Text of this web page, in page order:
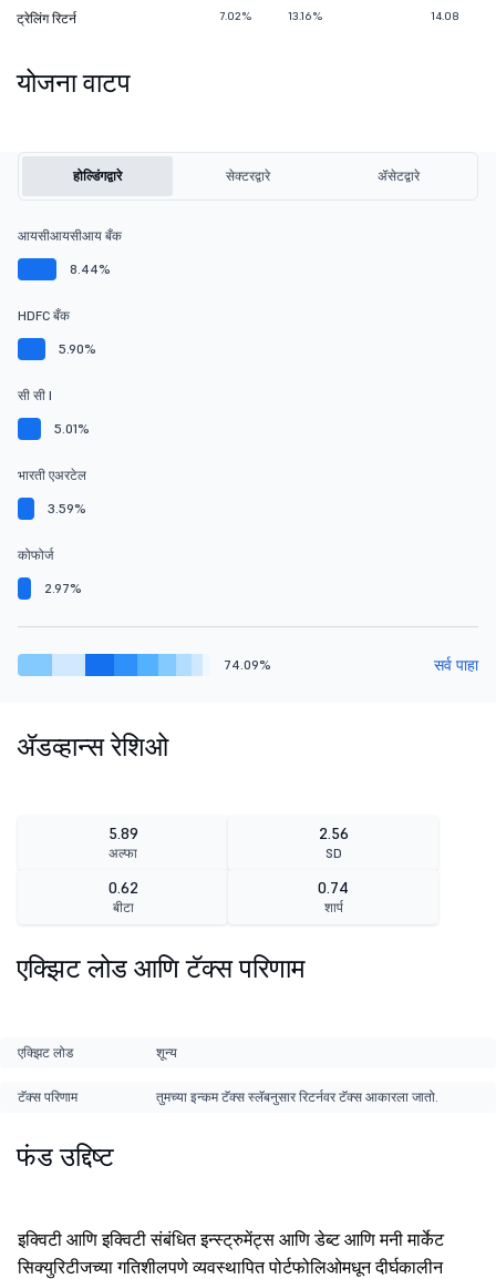
ट्रेलिंग रिटर्न 7.02% 13.16% 14.08
योजना वाटप
होल्डिंगद्वारे सेक्टरद्वारे ॲसेटद्वारे
आयसीआयसीआय बँक
8.44%
HDFC बँक
5.90%
सी सी I
5.01%
भारती एअरटेल
3.59%
कोफोर्ज
2.97%
74.09% सर्व पाहा
ॲडव्हान्स रेशिओ
5.89
अल्फा
2.56
SD
0.62
बीटा
0.74
शार्प
एक्झिट लोड आणि टॅक्स परिणाम
एक्झिट लोड शून्य
टॅक्स परिणाम तुमच्या इन्कम टॅक्स स्लॅबनुसार रिटर्नवर टॅक्स आकारला जातो.
फंड उद्दिष्ट
इक्विटी आणि इक्विटी संबंधित इन्स्ट्रुमेंट्स आणि डेब्ट आणि मनी मार्केट
सिक्युरिटीजच्या गतिशीलपणे व्यवस्थापित पोर्टफोलिओमधून दीर्घकालीन